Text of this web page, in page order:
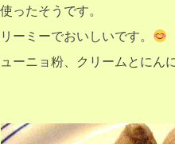
ったそうです。
ーミーでおいしいです。
ーニョ粉、クリームとにん